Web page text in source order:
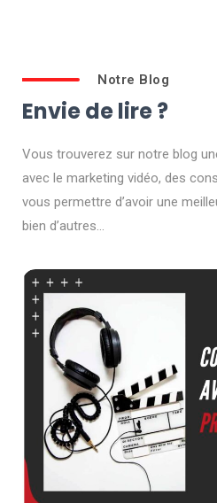
Notre Blog
Envie de lire ?
Vous trouverez sur notre blog
avec le marketing vidéo, des
vous permettre d’avoir une
bien d’autres…